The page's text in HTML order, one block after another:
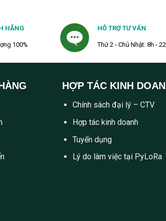
HÃNG
100%
HỖ TRỢ TƯ VẤN
Thứ 2 - Chủ Nhật: 8h -
HỢP TÁC KINH
Chính sách đại lý – CTV
Hợp tác kinh doanh
Tuyển dụng
Lý do làm việc tại PyLoRa